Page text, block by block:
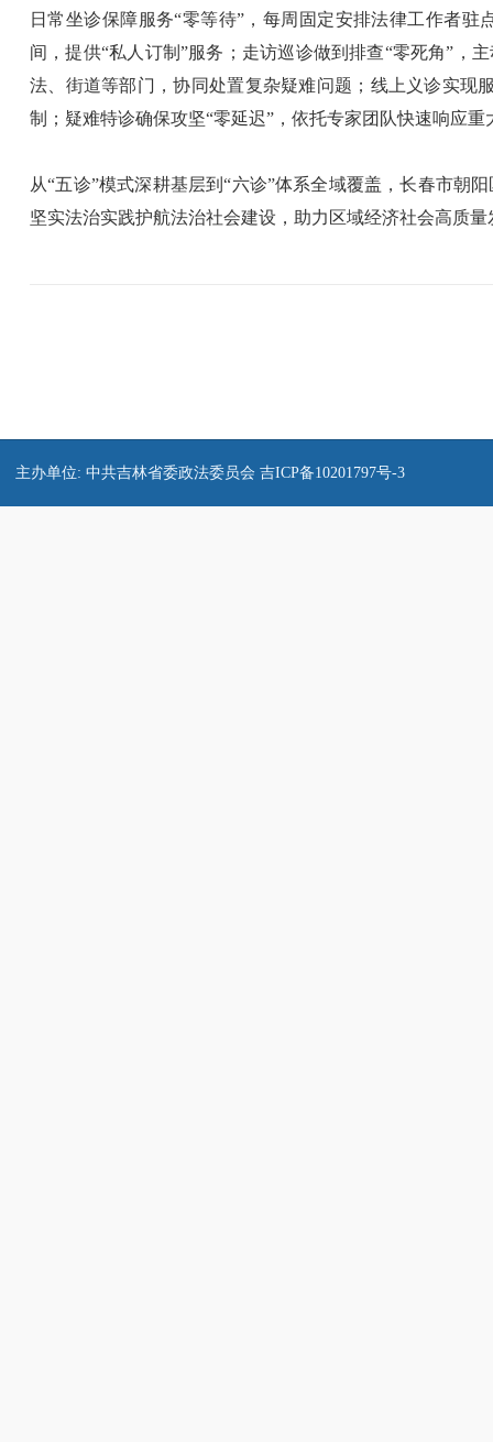
日常坐诊保障服务“零等待”，每周固定安排法律工作者
间，提供“私人订制”服务；走访巡诊做到排查“零死角”，
法、街道等部门，协同处置复杂疑难问题；线上义诊实现
制；疑难特诊确保攻坚“零延迟”，依托专家团队快速响应
从“五诊”模式深耕基层到“六诊”体系全域覆盖，长春市朝
坚实法治实践护航法治社会建设，助力区域经济社会高质量
主办单位: 中共吉林省委政法委员会 吉ICP备10201797号-3